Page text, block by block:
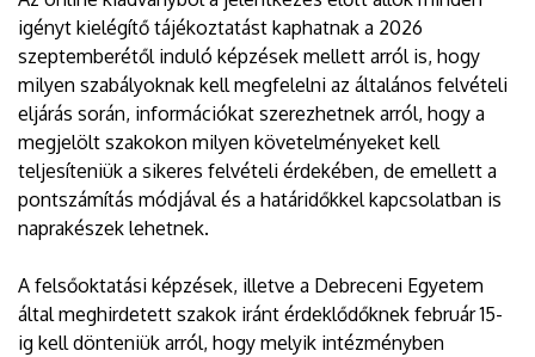
igényt kielégítő tájékoztatást kaphatnak a 2026
szeptemberétől induló képzések mellett arról is, hogy
milyen szabályoknak kell megfelelni az általános felvételi
eljárás során, információkat szerezhetnek arról, hogy a
megjelölt szakokon milyen követelményeket kell
teljesíteniük a sikeres felvételi érdekében, de emellett a
pontszámítás módjával és a határidőkkel kapcsolatban is
naprakészek lehetnek.
A felsőoktatási képzések, illetve a Debreceni Egyetem
által meghirdetett szakok iránt érdeklődőknek február 15-
ig kell dönteniük arról, hogy melyik intézményben